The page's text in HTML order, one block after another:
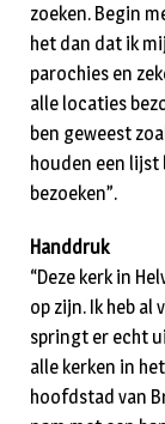
zoeken. Begin
het dan dat ik
parochies en
alle locaties
ben geweest
houden een lijst
bezoeken”.
Handdruk
“Deze kerk in
op zijn. Ik heb al
springt er echt
alle kerken in
hoofdstad van